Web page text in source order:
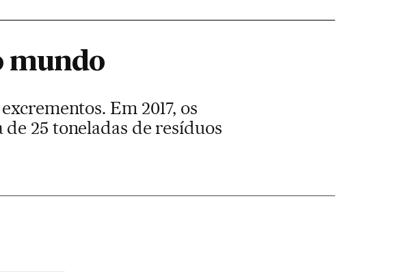
mundo
Em 2017, os
25 toneladas de resíduos